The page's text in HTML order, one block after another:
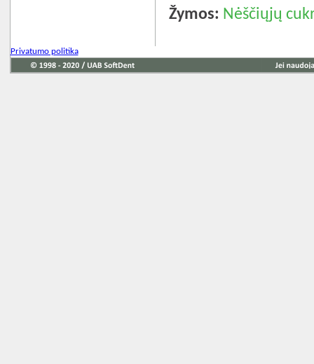
Žymos: Nėščiųjų
Privatumo politika